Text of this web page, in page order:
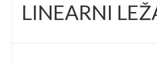
LINEARNI